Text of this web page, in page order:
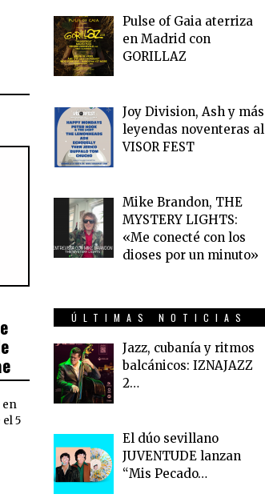
en
5
Pulse of Gaia aterriza
en Madrid con
GORILLAZ
Joy Division, Ash y más
leyendas noventeras al
VISOR FEST
Mike Brandon, THE
MYSTERY LIGHTS:
«Me conecté con los
dioses por un minuto»
ÚLTIMAS NOTICIAS
Jazz, cubanía y ritmos
balcánicos: IZNAJAZZ
2…
El dúo sevillano
JUVENTUDE lanzan
“Mis Pecado…